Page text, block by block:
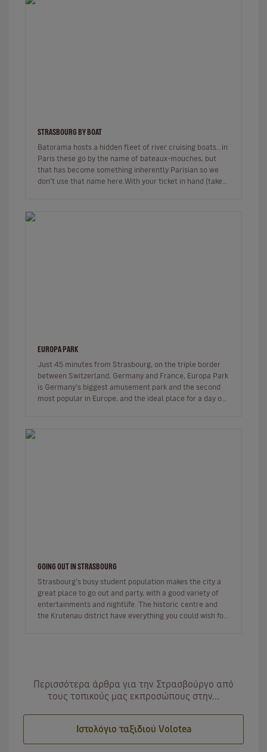
STRASBOURG BY BOAT
Batorama hosts a hidden fleet of river cruising boats...in
Paris these go by the name of bateaux-mouches, but
that has become something inherently Parisian so we
don’t use that name here.With your ticket in hand (take
EUROPA PARK
Just 45 minutes from Strasbourg, on the triple border
between Switzerland, Germany and France, Europa Park
is Germany’s biggest amusement park and the second
most popular in Europe, and the ideal place for a day out
GOING OUT IN STRASBOURG
Strasbourg’s busy student population makes the city a
great place to go out and party, with a good variety of
entertainments and nightlife. The historic centre and
the Krutenau district have everything you could wish for
Περισσότερα άρθρα για την Στρασβούργο από
τους τοπικούς μας εκπροσώπους στην...
Ιστολόγιο ταξιδιού Volotea